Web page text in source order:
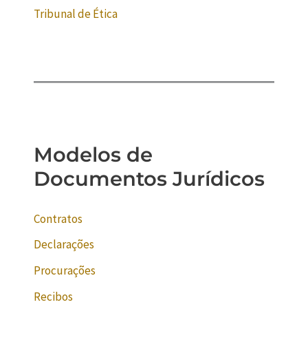
Tribunal de Ética
Modelos de
Documentos Jurídicos
Contratos
Declarações
Procurações
Recibos